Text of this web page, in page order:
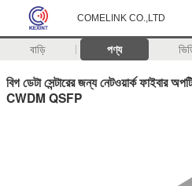
COMELINK CO.,LTD
বাড়ি পণ্য
বিগ ডেটা সেন্টারের জন্য নেটওয়ার্ক
CWDM QSFP